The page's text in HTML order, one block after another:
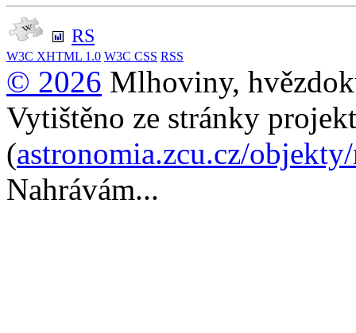
RS
W3C XHTML 1.0 W3C CSS RSS
© 2026 Mlhoviny,
Vytištěno ze stránky
(astronomia.zcu.cz/
Nahrávám...